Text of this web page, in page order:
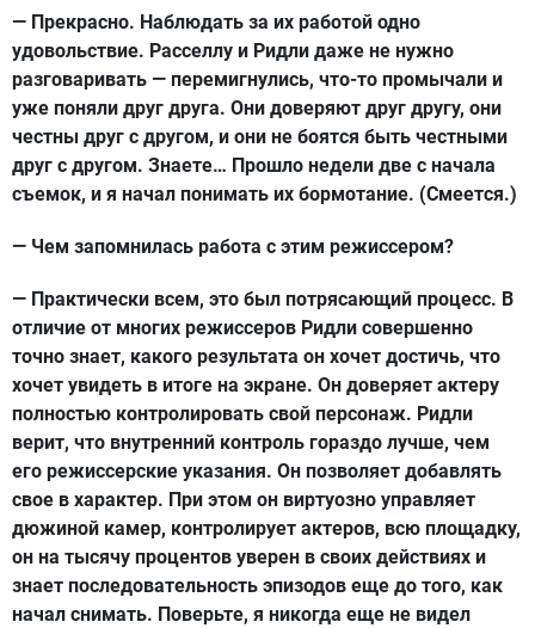
— Прекрасно. Наблюдать за их работой одно
удовольствие. Расселлу и Ридли даже не нужно
разговаривать — перемигнулись, что-то промычали и
уже поняли друг друга. Они доверяют друг другу, они
честны друг с другом, и они не боятся быть честными
друг с другом. Знаете… Прошло недели две с начала
съемок, и я начал понимать их бормотание. (Смеется.)
— Чем запомнилась работа с этим режиссером?
— Практически всем, это был потрясающий процесс. В
отличие от многих режиссеров Ридли совершенно
точно знает, какого результата он хочет достичь, что
хочет увидеть в итоге на экране. Он доверяет актеру
полностью контролировать свой персонаж. Ридли
верит, что внутренний контроль гораздо лучше, чем
его режиссерские указания. Он позволяет добавлять
свое в характер. При этом он виртуозно управляет
дюжиной камер, контролирует актеров, всю площадку,
он на тысячу процентов уверен в своих действиях и
знает последовательность эпизодов еще до того, как
начал снимать. Поверьте, я никогда еще не видел